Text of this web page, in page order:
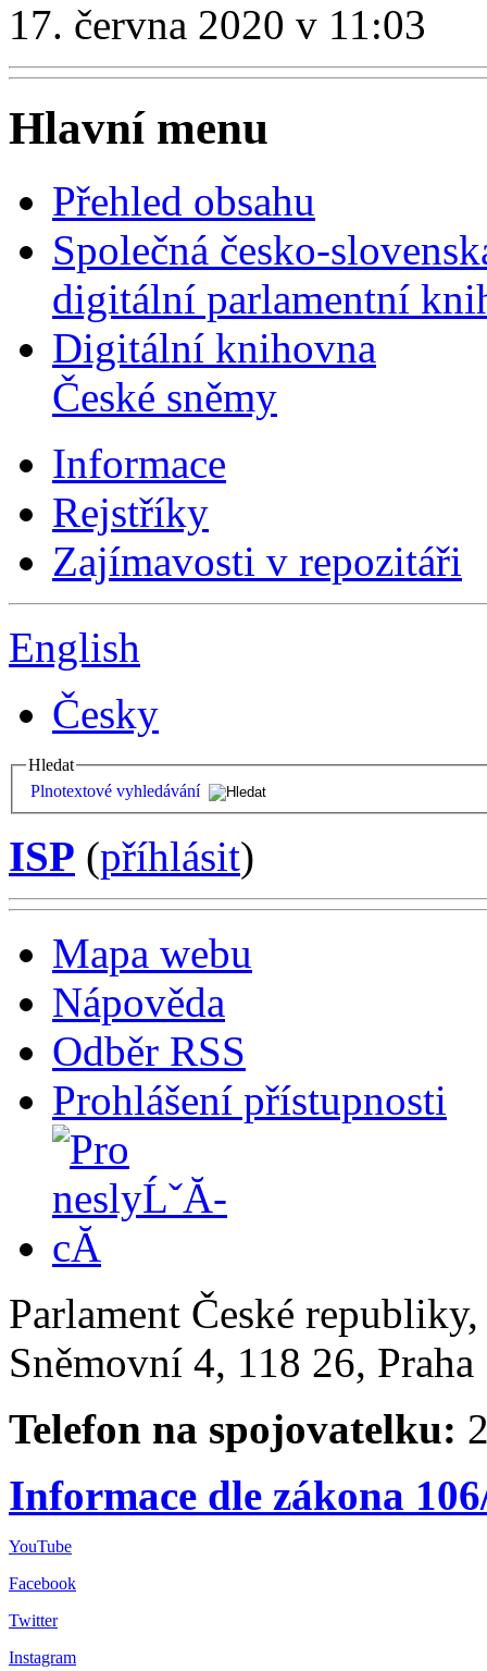
17. června 2020 v 11:03
Hlavní menu
Přehled obsahu
Společná česko-
digitální parlamentní
Digitální knihovna
České sněmy
Informace
Rejstříky
Zajímavosti v repozitáři
English
Česky
Hledat
Plnotextové vyhledávání
ISP (příhlásit)
Mapa webu
Nápověda
Odběr RSS
Prohlášení přístupnosti
Parlament České
Sněmovní 4, 118 26,
Telefon na spojovatelku:
Informace dle zákona
YouTube
Facebook
Twitter
Instagram